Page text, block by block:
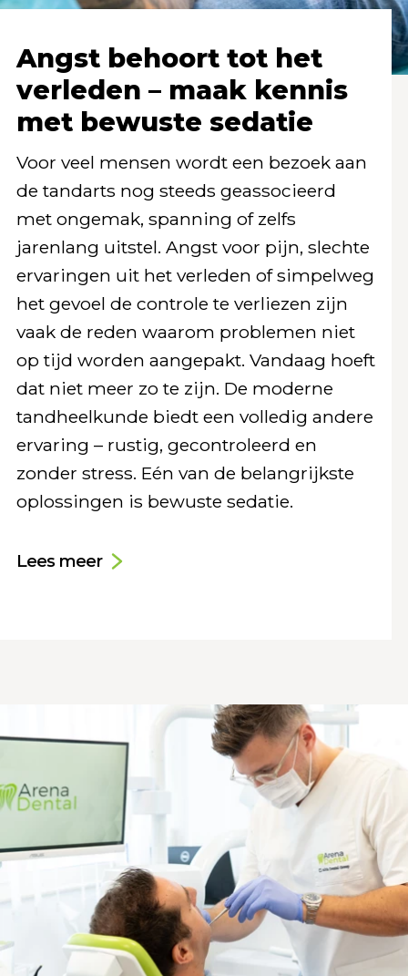
Angst behoort tot het
verleden – maak kennis
met bewuste sedatie
Voor veel mensen wordt een bezoek aan
de tandarts nog steeds geassocieerd
met ongemak, spanning of zelfs
jarenlang uitstel. Angst voor pijn, slechte
ervaringen uit het verleden of simpelweg
het gevoel de controle te verliezen zijn
vaak de reden waarom problemen niet
op tijd worden aangepakt. Vandaag hoeft
dat niet meer zo te zijn. De moderne
tandheelkunde biedt een volledig andere
ervaring – rustig, gecontroleerd en
zonder stress. Eén van de belangrijkste
oplossingen is bewuste sedatie.
Lees meer